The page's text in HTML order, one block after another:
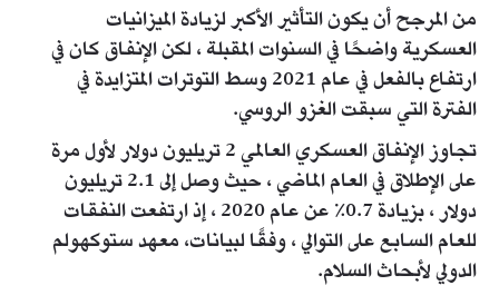
من المرجح أن يكون التأثير الأكبر لزيادة الميزانيات
العسكرية واضحًا في السنوات المقبلة ، لكن الإنفاق كان في
ارتفاع بالفعل في عام 2021 وسط التوترات المتزايدة في
الفترة التي سبقت الغزو الروسي.
تجاوز الإنفاق العسكري العالمي 2 تريليون دولار لأول مرة
على الإطلاق في العام الماضي ، حيث وصل إلى 2.1 تريليون
دولار ، بزيادة 0.7٪ عن عام 2020 ، إذ ارتفعت النفقات
للعام السابع على التوالي ، وفقًا لبيانات، معهد ستوكهولم
الدولي لأبحاث السلام.